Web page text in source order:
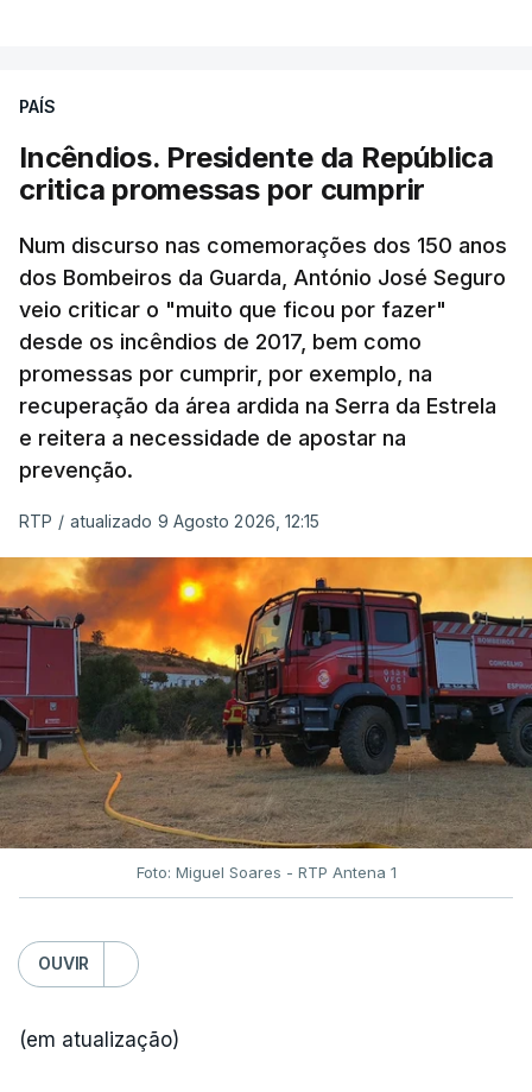
PAÍS
Incêndios. Presidente da República
critica promessas por cumprir
Num discurso nas comemorações dos 150 anos
dos Bombeiros da Guarda, António José Seguro
veio criticar o "muito que ficou por fazer"
desde os incêndios de 2017, bem como
promessas por cumprir, por exemplo, na
recuperação da área ardida na Serra da Estrela
e reitera a necessidade de apostar na
prevenção.
RTP / atualizado 9 Agosto 2026, 12:15
Foto: Miguel Soares - RTP Antena 1
OUVIR
(em atualização)